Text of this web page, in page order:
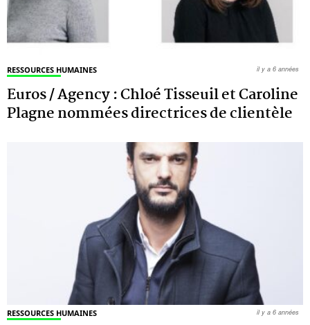
RESSOURCES HUMAINES
Euros / Agency : Chloé Tisseuil et Caroline
Plagne nommées directrices de clientèle
il y a 6 années
RESSOURCES HUMAINES il y a 6 années